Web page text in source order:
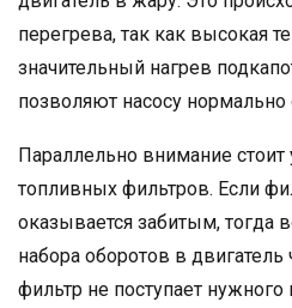
перегрева, так как высокая
значительный нагрев
позволяют насосу нормально
Параллельно внимание стоит
топливных фильтров. Если
оказывается забитым, тогда
набора оборотов в
фильтр не поступает нужного